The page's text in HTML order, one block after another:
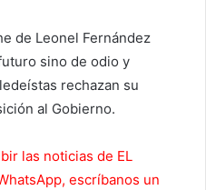
de Leonel Fernández
sino de odio y
rechazan su
al Gobierno.
las noticias de EL
escríbanos un